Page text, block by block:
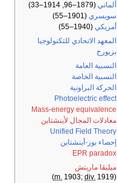
ألماني (1879–96, 1914–33)
سويسري (1901–55)
أمريكي (1940–55)
المعهد الاتحادي للتكنولوجيا
بزيورخ
النسبية العامة
النسبية الخاصة
الحركة البراونية
Photoelectric effect
Mass-energy equivalence
معادلات المجال لأينشتاين
Unified Field Theory
إحصاء بوز-أينشتاين
EPR paradox
ميليڤا ماريتش
(
m. 1903; div. 1919)